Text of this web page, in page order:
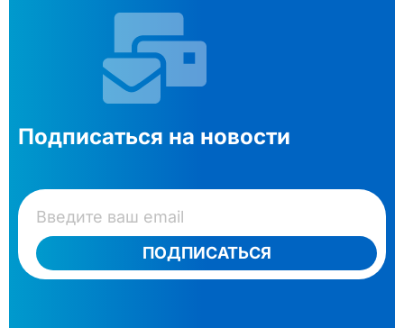
Подписаться на новости
ПОДПИСАТЬСЯ